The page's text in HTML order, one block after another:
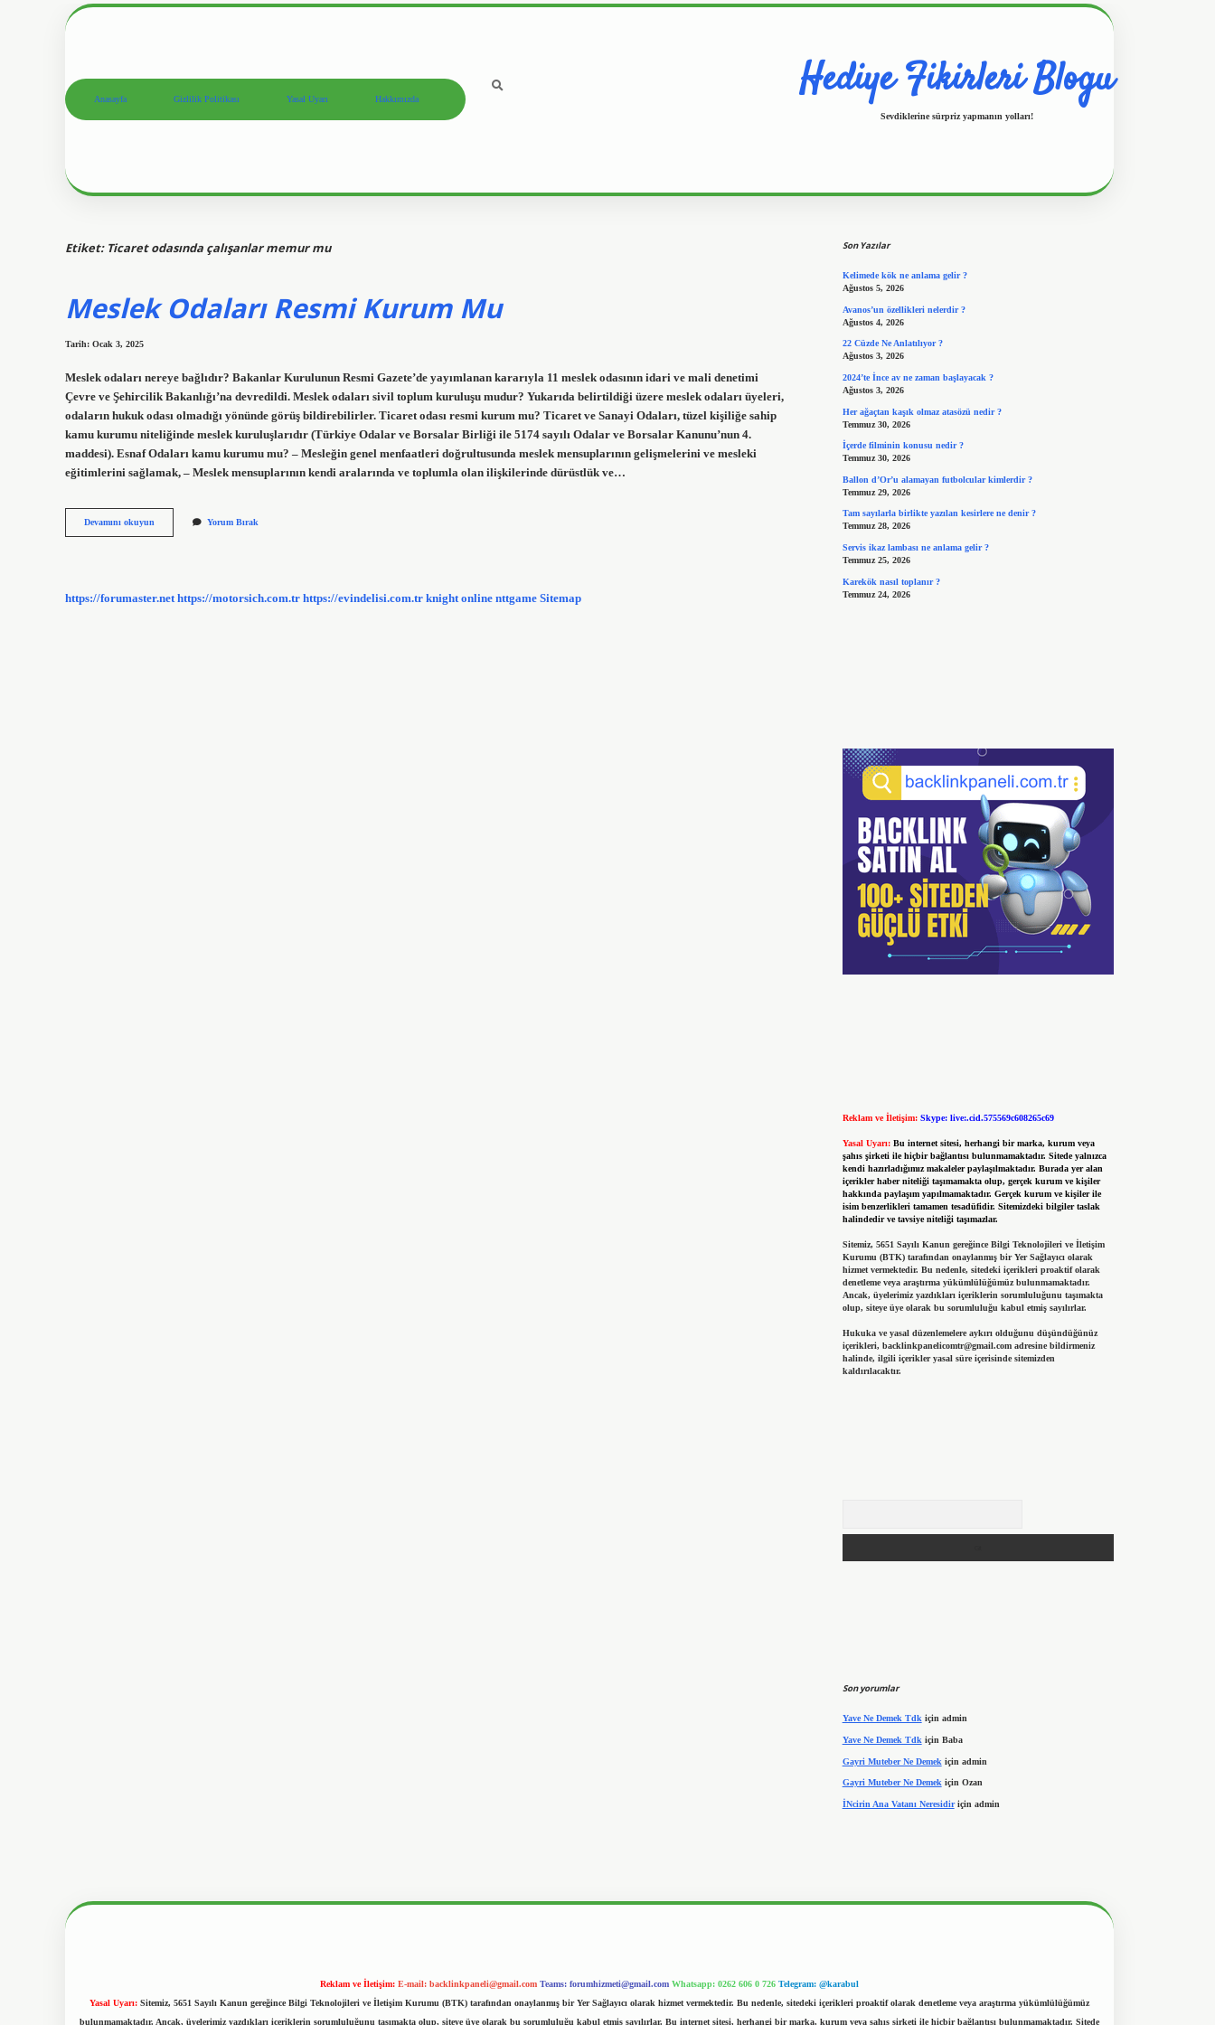
Anasayfa Gizlilik Politikası Yasal Uyarı Hakkımızda Hediye Fikirleri Blogu
Sevdiklerine sürpriz yapmanın yolları!
Etiket: Ticaret odasında çalışanlar memur mu
Meslek Odaları Resmi Kurum Mu
Tarih: Ocak 3, 2025
Meslek odaları nereye bağlıdır? Bakanlar Kurulunun Resmi Gazete’de yayımlanan kararıyla 11 meslek odasının idari ve mali denetimi
Çevre ve Şehircilik Bakanlığı’na devredildi. Meslek odaları sivil toplum kuruluşu mudur? Yukarıda belirtildiği üzere meslek odaları üyeleri,
odaların hukuk odası olmadığı yönünde görüş bildirebilirler. Ticaret odası resmi kurum mu? Ticaret ve Sanayi Odaları, tüzel kişiliğe sahip
kamu kurumu niteliğinde meslek kuruluşlarıdır (Türkiye Odalar ve Borsalar Birliği ile 5174 sayılı Odalar ve Borsalar Kanunu’nun 4.
maddesi). Esnaf Odaları kamu kurumu mu? – Mesleğin genel menfaatleri doğrultusunda meslek mensuplarının gelişmelerini ve mesleki
eğitimlerini sağlamak, – Meslek mensuplarının kendi aralarında ve toplumla olan ilişkilerinde dürüstlük ve…
Devamını okuyun
Odaları
Yorum Bırak
https://forumaster.net https://motorsich.com.tr https://evindelisi.com.tr knight online nttgame Sitemap
Son Yazılar
Kelimede kök ne anlama gelir ?
Ağustos 5, 2026
Avanos’un özellikleri nelerdir ?
Ağustos 4, 2026
22 Cüzde Ne Anlatılıyor ?
Ağustos 3, 2026
2024’te İnce av ne zaman başlayacak ?
Ağustos 3, 2026
Her ağaçtan kaşık olmaz atasözü nedir ?
Temmuz 30, 2026
İçerde filminin konusu nedir ?
Temmuz 30, 2026
Ballon d’Or’u alamayan futbolcular kimlerdir ?
Temmuz 29, 2026
Tam sayılarla birlikte yazılan kesirlere ne denir ?
Temmuz 28, 2026
Servis ikaz lambası ne anlama gelir ?
Temmuz 25, 2026
Karekök nasıl toplanır ?
Temmuz 24, 2026
Reklam ve İletişim: Skype: live:.cid.575569c608265c69
Yasal Uyarı: Bu internet sitesi, herhangi bir marka, kurum veya
şahıs şirketi ile hiçbir bağlantısı bulunmamaktadır. Sitede yalnızca
kendi hazırladığımız makaleler paylaşılmaktadır. Burada yer alan
içerikler haber niteliği taşımamakta olup, gerçek kurum ve kişiler
hakkında paylaşım yapılmamaktadır. Gerçek kurum ve kişiler ile
isim benzerlikleri tamamen tesadüfidir. Sitemizdeki bilgiler taslak
halindedir ve tavsiye niteliği taşımazlar.
Sitemiz, 5651 Sayılı Kanun gereğince Bilgi Teknolojileri ve İletişim
Kurumu (BTK) tarafından onaylanmış bir Yer Sağlayıcı olarak
hizmet vermektedir. Bu nedenle, sitedeki içerikleri proaktif olarak
denetleme veya araştırma yükümlülüğümüz bulunmamaktadır.
Ancak, üyelerimiz yazdıkları içeriklerin sorumluluğunu taşımakta
olup, siteye üye olarak bu sorumluluğu kabul etmiş sayılırlar.
Hukuka ve yasal düzenlemelere aykırı olduğunu düşündüğünüz
içerikleri, backlinkpanelicomtr@gmail.comadresine bildirmeniz
halinde, ilgili içerikler yasal süre içerisinde sitemizden
kaldırılacaktır.
Son yorumlar
Yave Ne Demek Tdkiçin admin
Yave Ne Demek Tdk için Baba
Gayri Muteber Ne Demek için admin
Gayri Muteber Ne Demek için Ozan
İNcirin Ana Vatanı Neresidiriçin admin
Reklam ve İletişim: E-mail: backlinkpaneli@gmail.com Teams: forumhizmeti@gmail.com Whatsapp: 0262 606 0 726 Telegram: @karabul
Yasal Uyarı: Sitemiz, 5651 Sayılı Kanun gereğince Bilgi Teknolojileri ve İletişim Kurumu (BTK) tarafından onaylanmış bir Yer Sağlayıcı olarak hizmet vermektedir. Bu nedenle, sitedeki içerikleri proaktif olarak denetleme veya araştırma yükümlülüğümüz
bulunmamaktadır. Ancak, üyelerimiz yazdıkları içeriklerin sorumluluğunu taşımakta olup, siteye üye olarak bu sorumluluğu kabul etmiş sayılırlar. Bu internet sitesi, herhangi bir marka, kurum veya şahıs şirketi ile hiçbir bağlantısı bulunmamaktadır. Sitede